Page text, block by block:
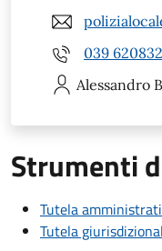
039
Alessandro
Strumenti
Tutela
Tutela